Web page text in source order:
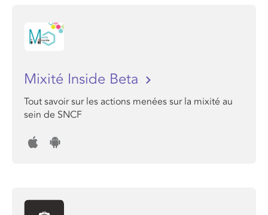
Mixité Inside Beta
Tout savoir sur les actions menées sur la mixité au
sein de SNCF